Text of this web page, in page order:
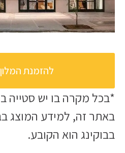
להזמנת המלון
*בכל מקרה בו יש סטייה
באתר זה, למידע המוצג
בבוקינג הוא הקובע.